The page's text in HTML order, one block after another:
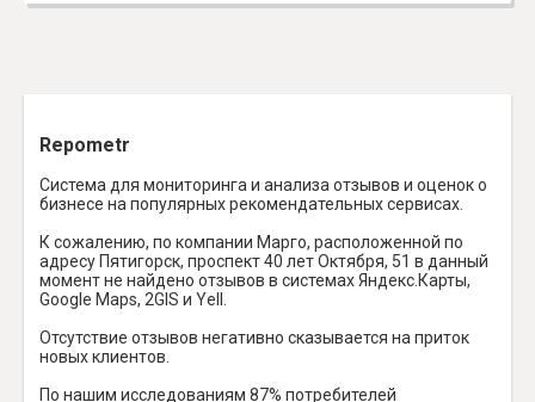
Repometr
Система для мониторинга и анализа отзывов и оценок о
бизнесе на популярных рекомендательных сервисах.
К сожалению, по компании Марго, расположенной по
адресу Пятигорск, проспект 40 лет Октября, 51 в данный
момент не найдено отзывов в системах Яндекс.Карты,
Google Maps, 2GIS и Yell.
Отсутствие отзывов негативно сказывается на приток
новых клиентов.
По нашим исследованиям 87% потребителей